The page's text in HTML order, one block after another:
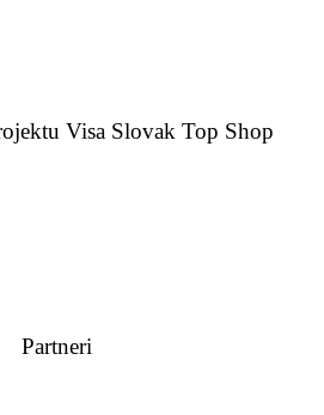
Visa Slovak Top Shop
Partneri